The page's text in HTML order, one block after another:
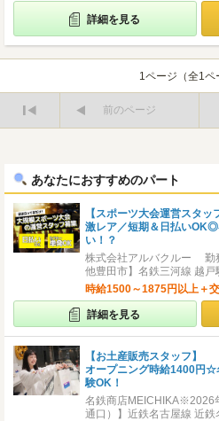
詳細を見る
1ページ（全1ペ
前のページ
あなたにおすすめのパート
【スポーツ大会運営スタッ
激レア／短期＆日払い
い！？
株式会社アルバクルー 勤
他豊田市】名鉄三河線 越戸
時給1500～1875円以上＋
詳細を見る
【お土産販売スタッフ】
オープニング時給1400円
験OK！
名鉄商店MEICHIKA※2026
通口）】近鉄名古屋線 近鉄